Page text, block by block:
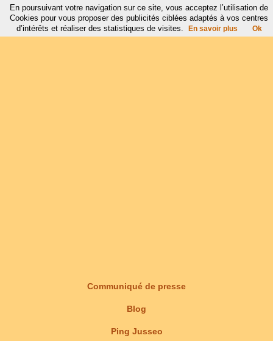
Communiqué de presse
Blog
Ping Jusseo
En poursuivant votre navigation sur ce site, vous acceptez l’utilisation de
Cookies pour vous proposer des publicités ciblées adaptés à vos centres
d’intérêts et réaliser des statistiques de visites.
En savoir plus Ok